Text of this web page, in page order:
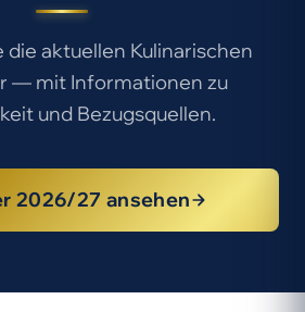
die aktuellen Kulinarischen
— mit Informationen zu
und Bezugsquellen.
2026/27 ansehen